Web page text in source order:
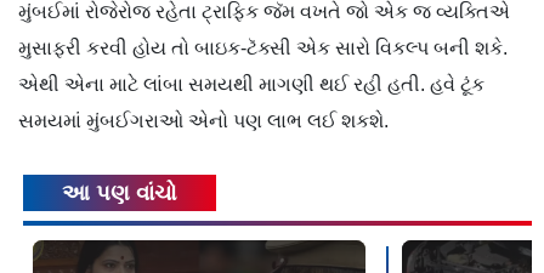
મુંબઈમાં રોજેરોજ રહેતા ટ્રાફિક જૅમ વખતે જો એક જ વ્યક્તિએ
મુસાફરી કરવી હોય તો બાઇક-ટૅક્સી એક સારો વિકલ્પ બની શકે.
એથી એના માટે લાંબા સમયથી માગણી થઈ રહી હતી. હવે ટૂંક
સમયમાં મુંબઈગરાઓ એનો પણ લાભ લઈ શકશે.
આ પણ વાંચો